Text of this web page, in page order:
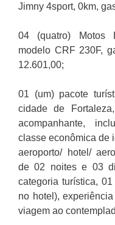
Jimny 4sport, 0km,
04 (quatro) Motos
modelo CRF 230F,
12.601,00;
01 (um) pacote
cidade de
acompanhante,
classe econômica de
aeroporto/ hotel/
de 02 noites e 03
categoria turística,
no hotel),
viagem ao